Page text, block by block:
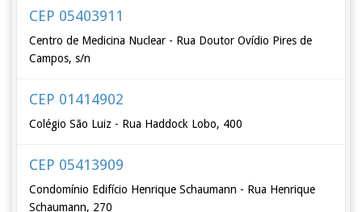
CEP 05403911
Centro de Medicina Nuclear - Rua Doutor Ovídio Pires de
Campos, s/n
CEP 01414902
Colégio São Luiz - Rua Haddock Lobo, 400
CEP 05413909
Condomínio Edifício Henrique Schaumann - Rua Henrique
Schaumann, 270